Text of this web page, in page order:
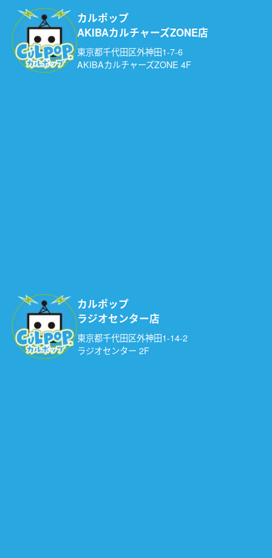
カルポップ
AKIBAカルチャーズZONE店
東京都千代田区外神田1-7-6
AKIBAカルチャーズZONE 4F
カルポップ
ラジオセンター店
東京都千代田区外神田1-14-2
ラジオセンター 2F